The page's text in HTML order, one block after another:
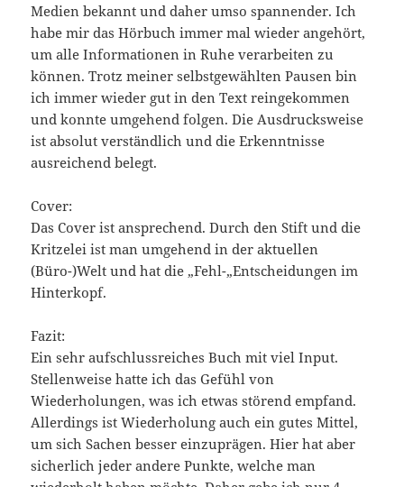
Medien bekannt und daher umso spannender. Ich
habe mir das Hörbuch immer mal wieder angehört,
um alle Informationen in Ruhe verarbeiten zu
können. Trotz meiner selbstgewählten Pausen bin
ich immer wieder gut in den Text reingekommen
und konnte umgehend folgen. Die Ausdrucksweise
ist absolut verständlich und die Erkenntnisse
ausreichend belegt.
Cover:
Das Cover ist ansprechend. Durch den Stift und die
Kritzelei ist man umgehend in der aktuellen
(Büro-)Welt und hat die „Fehl-„Entscheidungen im
Hinterkopf.
Fazit:
Ein sehr aufschlussreiches Buch mit viel Input.
Stellenweise hatte ich das Gefühl von
Wiederholungen, was ich etwas störend empfand.
Allerdings ist Wiederholung auch ein gutes Mittel,
um sich Sachen besser einzuprägen. Hier hat aber
sicherlich jeder andere Punkte, welche man